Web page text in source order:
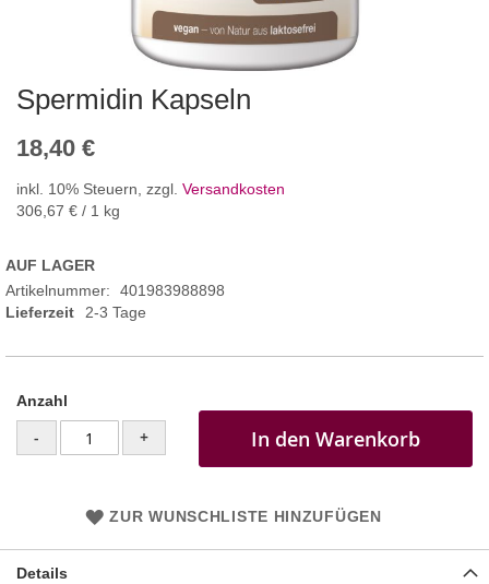
Spermidin Kapseln
18,40 €
inkl. 10% Steuern, zzgl. Versandkosten
306,67 € / 1 kg
AUF LAGER
Artikelnummer
401983988898
Lieferzeit
2-3 Tage
Anzahl
- + In den Warenkorb
ZUR WUNSCHLISTE HINZUFÜGEN
Details